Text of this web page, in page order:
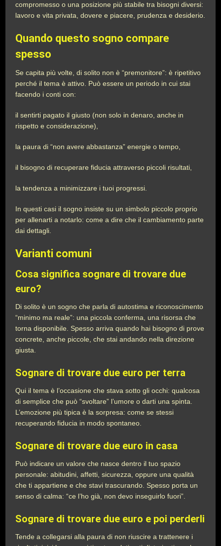
compromesso o una posizione più stabile tra bisogni diversi:
lavoro e vita privata, dovere e piacere, prudenza e desiderio.
Quando questo sogno compare
spesso
Se capita più volte, di solito non è “premonitore”: è ripetitivo
perché il tema è attivo. Può essere un periodo in cui stai
facendo i conti con:
il sentirti pagato il giusto (non solo in denaro, anche in
rispetto e considerazione),
la paura di “non avere abbastanza” energie o tempo,
il bisogno di recuperare fiducia attraverso piccoli risultati,
la tendenza a minimizzare i tuoi progressi.
In questi casi il sogno insiste su un simbolo piccolo proprio
per allenarti a notarlo: come a dire che il cambiamento parte
dai dettagli.
Varianti comuni
Cosa significa sognare di trovare due
euro?
Di solito è un sogno che parla di autostima e riconoscimento
“minimo ma reale”: una piccola conferma, una risorsa che
torna disponibile. Spesso arriva quando hai bisogno di prove
concrete, anche piccole, che stai andando nella direzione
giusta.
Sognare di trovare due euro per terra
Qui il tema è l’occasione che stava sotto gli occhi: qualcosa
di semplice che può “svoltare” l’umore o darti una spinta.
L’emozione più tipica è la sorpresa: come se stessi
recuperando fiducia in modo spontaneo.
Sognare di trovare due euro in casa
Può indicare un valore che nasce dentro il tuo spazio
personale: abitudini, affetti, sicurezza, oppure una qualità
che ti appartiene e che stavi trascurando. Spesso porta un
senso di calma: “ce l’ho già, non devo inseguirlo fuori”.
Sognare di trovare due euro e poi perderli
Tende a collegarsi alla paura di non riuscire a trattenere i